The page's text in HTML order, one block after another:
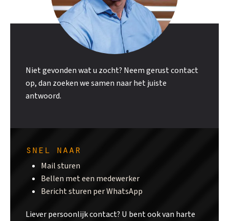
Niet gevonden wat u zocht? Neem gerust contact
op, dan zoeken we samen naar het juiste
antwoord.
snel naar
Mail sturen
Bellen met een medewerker
Bericht sturen per WhatsApp
Liever persoonlijk contact? U bent ook van harte